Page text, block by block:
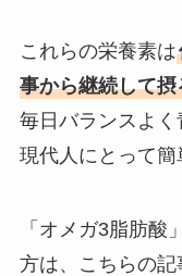
これらの栄養素は
事から継続して
毎日バランスよ
現代人にとって簡
「オメガ3脂肪酸
方は、こちらの記